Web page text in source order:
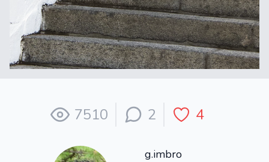
7510 2 4
g.imbro